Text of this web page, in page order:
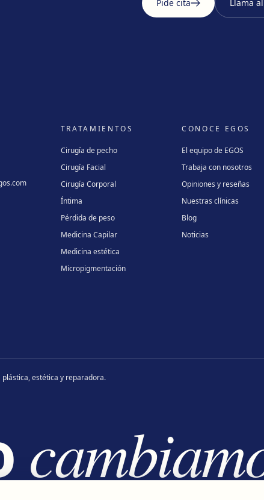
Pide cita Llama al
TRATAMIENTOS
Cirugía de pecho
Cirugía Facial
Cirugía Corporal
Íntima
Pérdida de peso
Medicina Capilar
Medicina estética
Micropigmentación
CONOCE EGOS
El equipo de EGOS
Trabaja con nosotros
Opiniones y reseñas
Nuestras clínicas
Blog
Noticias
estética y reparadora.